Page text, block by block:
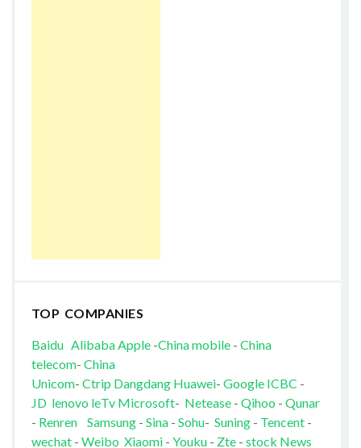
TOP COMPANIES
Baidu AlibabaApple-China mobile- China
telecom- China
Unicom- Ctrip Dangdang Huawei- Google ICBC -
JD lenovo leTv Microsoft- Netease- Qihoo - Qunar
- Renren Samsung- Sina- Sohu- Suning- Tencent-
wechat - Weibo Xiaomi- Youku - Zte- stock News